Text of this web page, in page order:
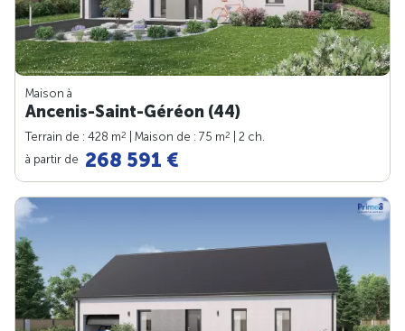
Maison à
Ancenis-Saint-Géréon (44)
Terrain de : 428 m2 | Maison de : 75 m2
| 2 ch.
à partir de 268 591 €